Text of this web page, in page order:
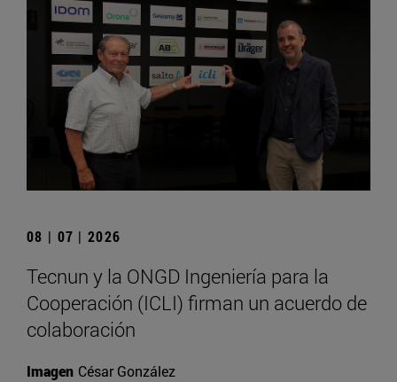
08 | 07 | 2026
Tecnun y la ONGD Ingeniería para la
Cooperación (ICLI) firman un acuerdo de
colaboración
Imagen César González